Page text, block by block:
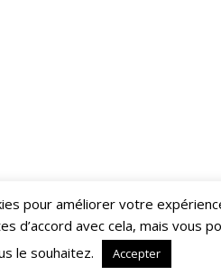
actualités du Poing !
À LA NEWSLETTER
pour améliorer votre
d’accord avec cela, mais vous
le souhaitez.
Accepter